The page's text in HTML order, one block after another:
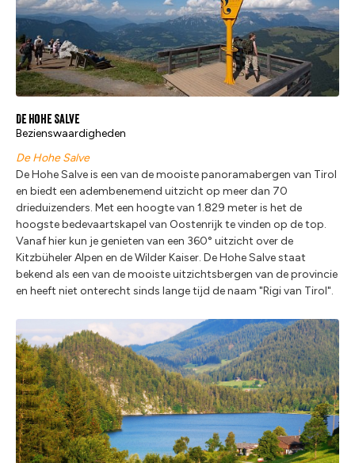
De Hohe Salve
Bezienswaardigheden
De Hohe Salve
De Hohe Salve is een van de mooiste panoramabergen van Tirol
en biedt een adembenemend uitzicht op meer dan 70
drieduizenders. Met een hoogte van 1.829 meter is het de
hoogste bedevaartskapel van Oostenrijk te vinden op de top.
Vanaf hier kun je genieten van een 360° uitzicht over de
Kitzbüheler Alpen en de Wilder Kaiser. De Hohe Salve staat
bekend als een van de mooiste uitzichtsbergen van de provincie
en heeft niet onterecht sinds lange tijd de naam "Rigi van Tirol".